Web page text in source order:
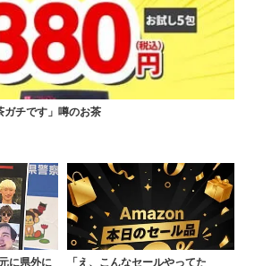
ガチです」噂のお茶
に県外に 「え、こんなセールやってた